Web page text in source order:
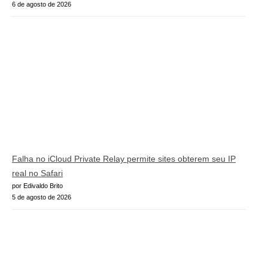
6 de agosto de 2026
Falha no iCloud Private Relay permite sites obterem seu IP
real no Safari
por Edivaldo Brito
5 de agosto de 2026